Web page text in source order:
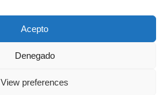
Acepto
Denegado
View preferences